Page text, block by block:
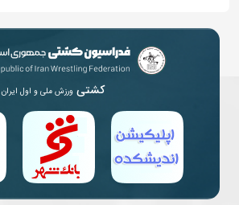
کشتی ورزش ملی و اول ایران